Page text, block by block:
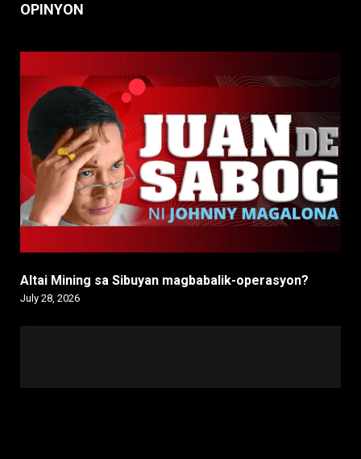
OPINYON
Altai Mining sa Sibuyan magbabalik-operasyon?
July 28, 2026